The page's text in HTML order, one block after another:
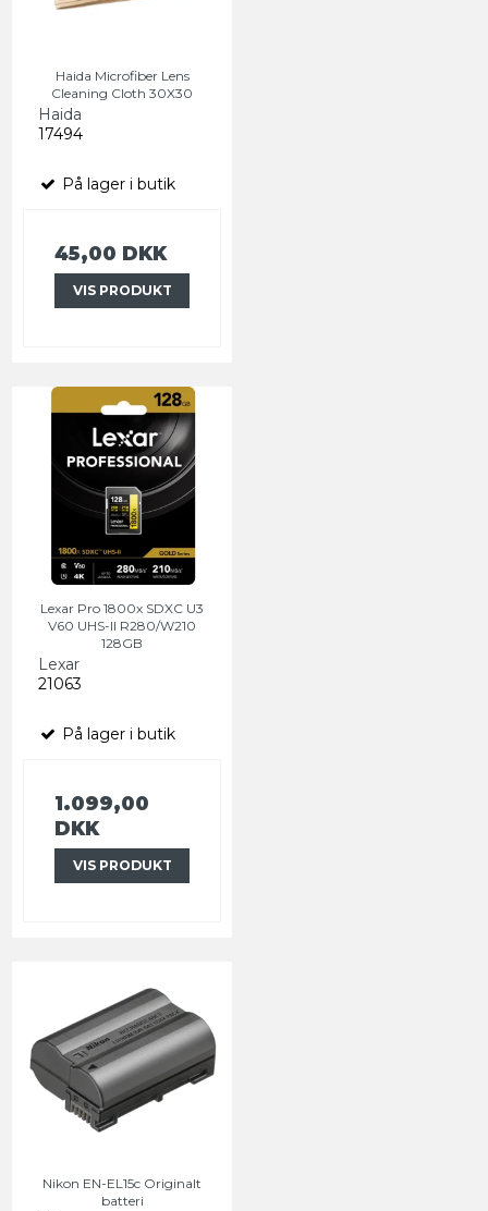
Haida Microfiber Lens
Cleaning Cloth 30X30
Haida
17494
På lager i butik
45,00 DKK
VIS PRODUKT
Lexar Pro 1800x SDXC U3
V60 UHS-II R280/W210
128GB
Lexar
21063
På lager i butik
1.099,00
DKK
VIS PRODUKT
Nikon EN-EL15c Originalt
batteri